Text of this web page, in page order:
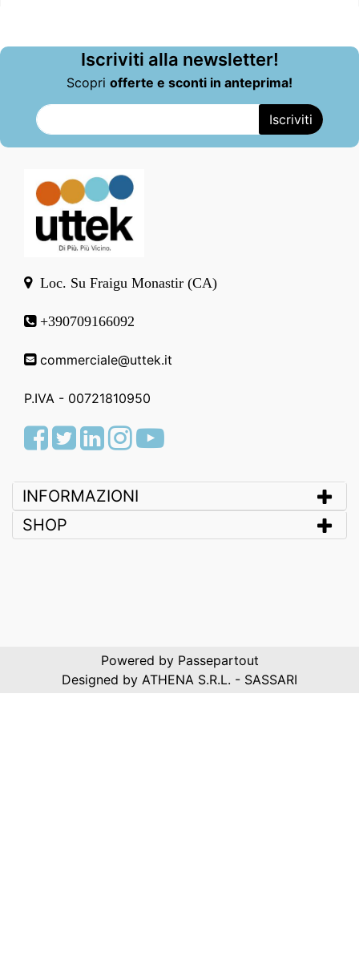
Iscriviti alla newsletter!
Scopri offerte e sconti in anteprima!
Loc. Su Fraigu Monastir (CA)
+390709166092
commerciale@uttek.it
P.IVA - 00721810950
Facebook
TwitterLinkedInInstagram
Youtube
INFORMAZIONI
SHOP
Powered by Passepartout
Designed by ATHENA S.R.L. - SASSARI